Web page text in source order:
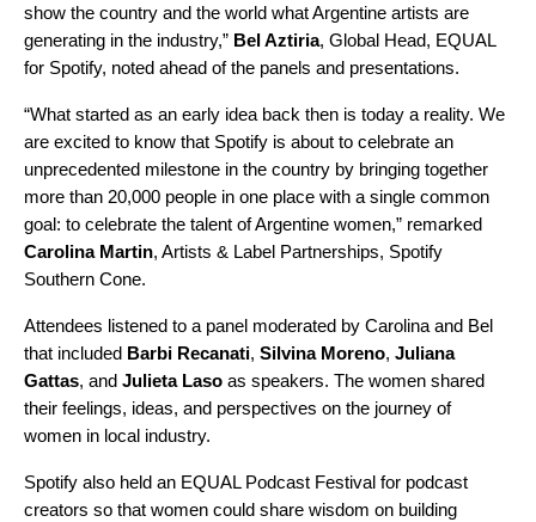
show the country and the world what Argentine artists are
generating in the industry,” Bel Aztiria, Global Head, EQUAL
for Spotify, noted ahead of the panels and presentations.
“What started as an early idea back then is today a reality. We
are excited to know that Spotify is about to celebrate an
unprecedented milestone in the country by bringing together
more than 20,000 people in one place with a single common
goal: to celebrate the talent of Argentine women,” remarked
Carolina Martin, Artists & Label Partnerships, Spotify
Southern Cone.
Attendees listened to a panel moderated by Carolina and Bel
that included Barbi Recanati, Silvina Moreno, Juliana
Gattas, and Julieta Laso as speakers. The women shared
their feelings, ideas, and perspectives on the journey of
women in local industry.
Spotify also held an EQUAL Podcast Festival for podcast
creators so that women could share wisdom on building